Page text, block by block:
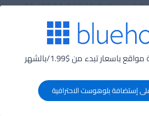
باسعار تبدء من $1.99/بالشهر
إستضافة بلوهوست الاحترافية
مصادر إنجليزية فقط، لذا الإجابة
كان الوقت المتاح بينك وبين تعلم
البريدية